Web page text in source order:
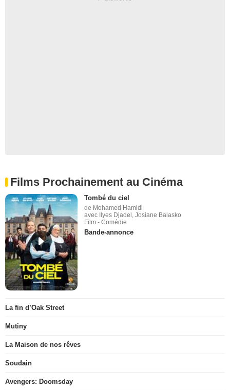
Films Prochainement au Cinéma
Tombé du ciel
de Mohamed Hamidi
avec Ilyes Djadel, Josiane Balasko
Film - Comédie
Bande-annonce
La fin d’Oak Street
Mutiny
La Maison de nos rêves
Soudain
Avengers: Doomsday